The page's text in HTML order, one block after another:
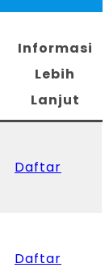
Informasi
Lebih
Lanjut
Daftar
Daftar